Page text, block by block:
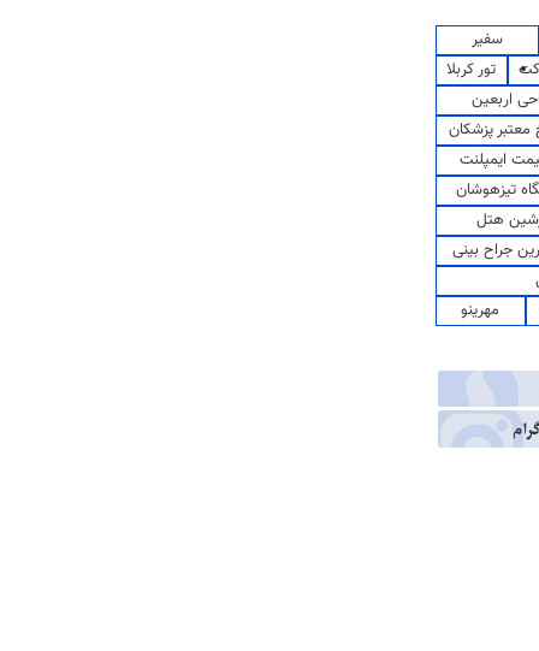
سفیر
تور کربلا
اربعین
پزشکان
ایمپلنت
تیزهوشان
هتل
جراح بینی
مهرینو